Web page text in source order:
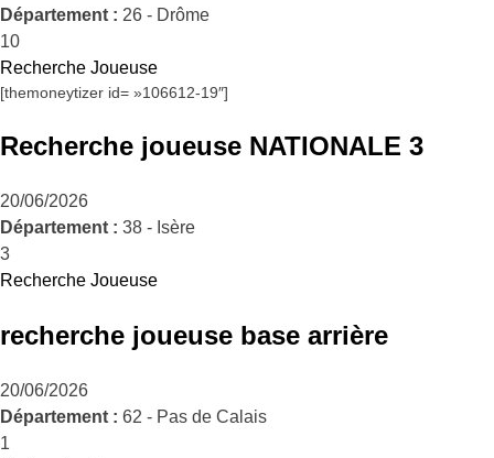
Département : 26 - Drôme
10
Recherche Joueuse
[themoneytizer id= »106612-19″]
Recherche joueuse NATIONALE 3
20/06/2026
Département : 38 - Isère
3
Recherche Joueuse
recherche joueuse base arrière
20/06/2026
Département : 62 - Pas de Calais
1